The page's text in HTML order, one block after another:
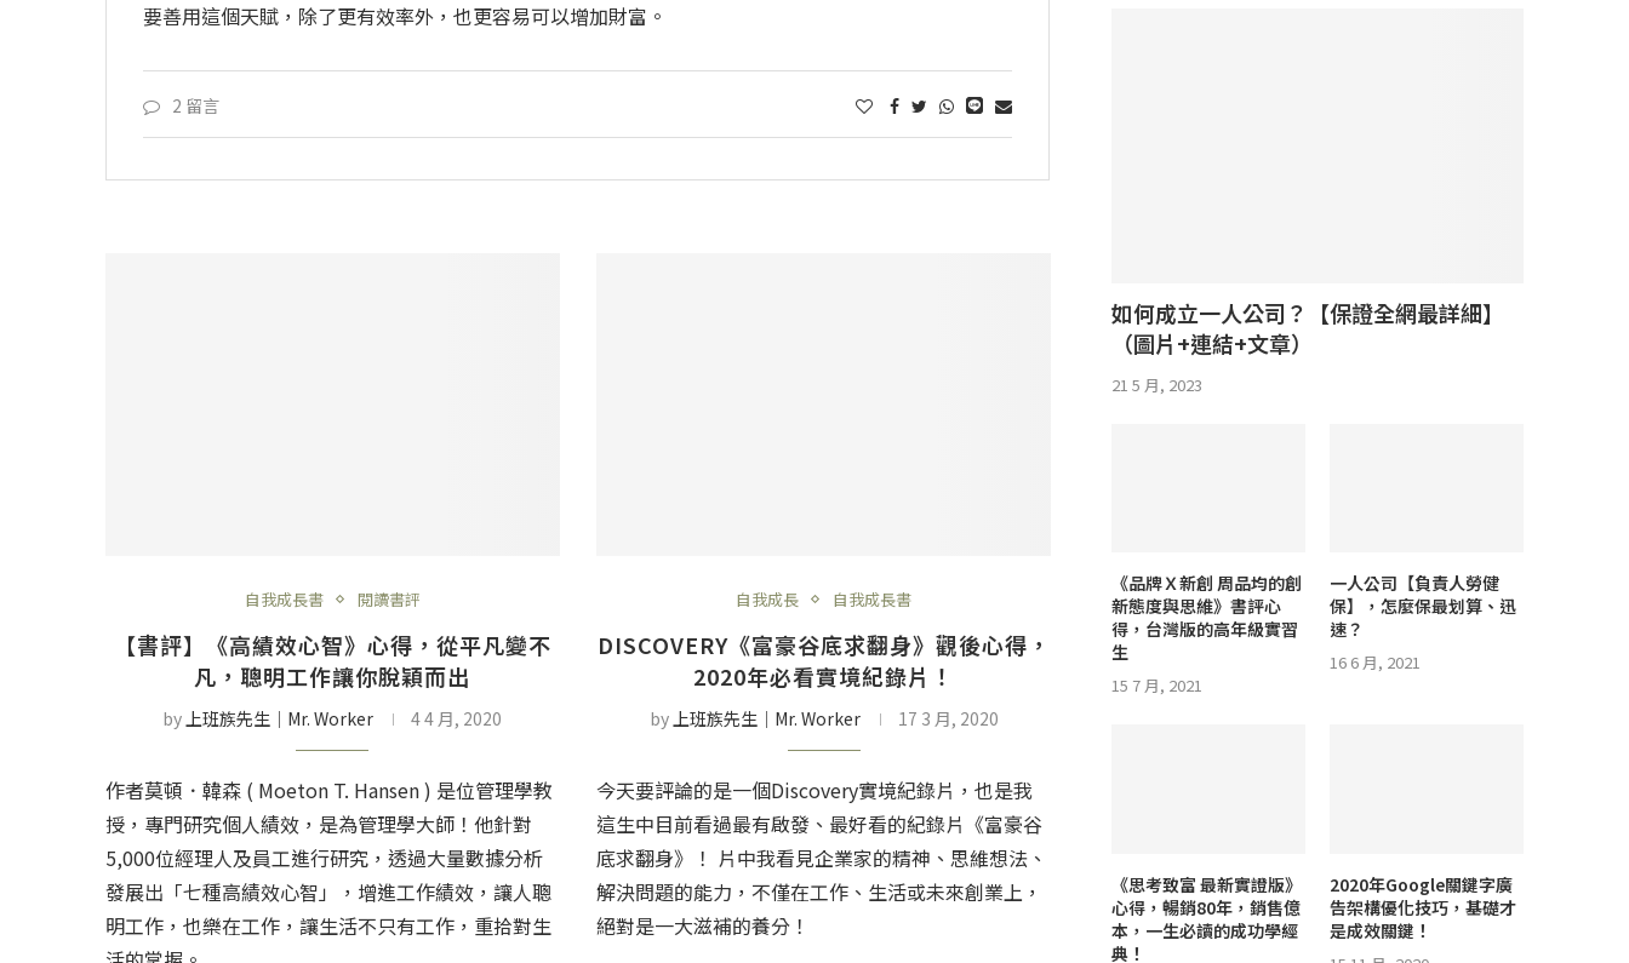
要善用這個天賦，除了更有效率外，也更容易可以增加財富。
2 留言
自我成長書 閱讀書評
【書評】《高績效心智》心得，從平凡變不
凡，聰明工作讓你脫穎而出
by上班族先生│Mr. Worker 4 4 月, 2020
作者莫頓．韓森 ( Moeton T. Hansen ) 是位管理學教
授，專門研究個人績效，是為管理學大師！他針對
5,000位經理人及員工進行研究，透過大量數據分析
發展出「七種高績效心智」，增進工作績效，讓人聰
明工作，也樂在工作，讓生活不只有工作，重拾對生
自我成長 自我成長書
DISCOVERY《富豪谷底求翻身》觀後心得，
2020年必看實境紀錄片！
by上班族先生│Mr. Worker 17 3 月, 2020
今天要評論的是一個Discovery實境紀錄片，也是我
這生中目前看過最有啟發、最好看的紀錄片《富豪谷
底求翻身》！ 片中我看見企業家的精神、思維想法、
解決問題的能力，不僅在工作、生活或未來創業上，
絕對是一大滋補的養分！
如何成立一人公司？【保證全網最詳細】
（圖片+連結+文章）
21 5 月, 2023
《品牌Ｘ新創 周品均的創
新態度與思維》書評心
得，台灣版的高年級實習
生
15 7 月, 2021
一人公司【負責人勞健
保】，怎麼保最划算、迅
速？
16 6 月, 2021
《思考致富 最新實證版》
心得，暢銷80年，銷售億
本，一生必讀的成功學經
典！
2020年Google關鍵字廣
告架構優化技巧，基礎才
是成效關鍵！